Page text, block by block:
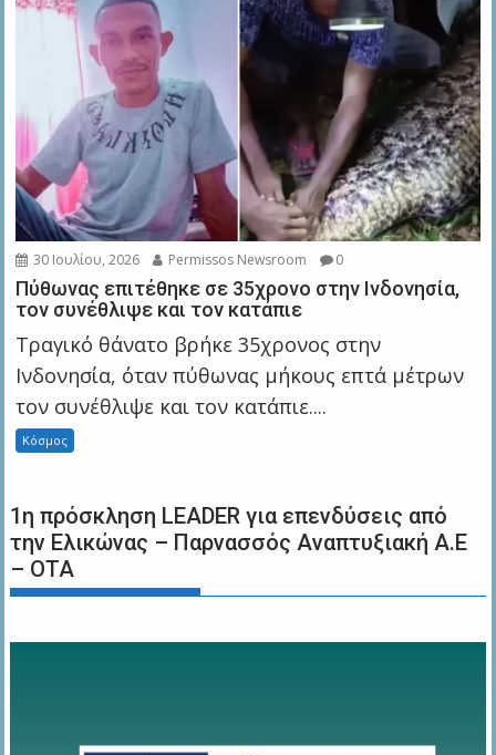
30 Ιουλίου, 2026 Permissos Newsroom 0
Πύθωνας επιτέθηκε σε 35χρονο στην Ινδονησία,
τον συνέθλιψε και τον κατάπιε
Τραγικό θάνατο βρήκε 35χρονος στην
Ινδονησία, όταν πύθωνας μήκους επτά μέτρων
τον συνέθλιψε και τον κατάπιε....
Κόσμος
1η πρόσκληση LEADER για επενδύσεις από
την Ελικώνας – Παρνασσός Αναπτυξιακή Α.Ε
– ΟΤΑ